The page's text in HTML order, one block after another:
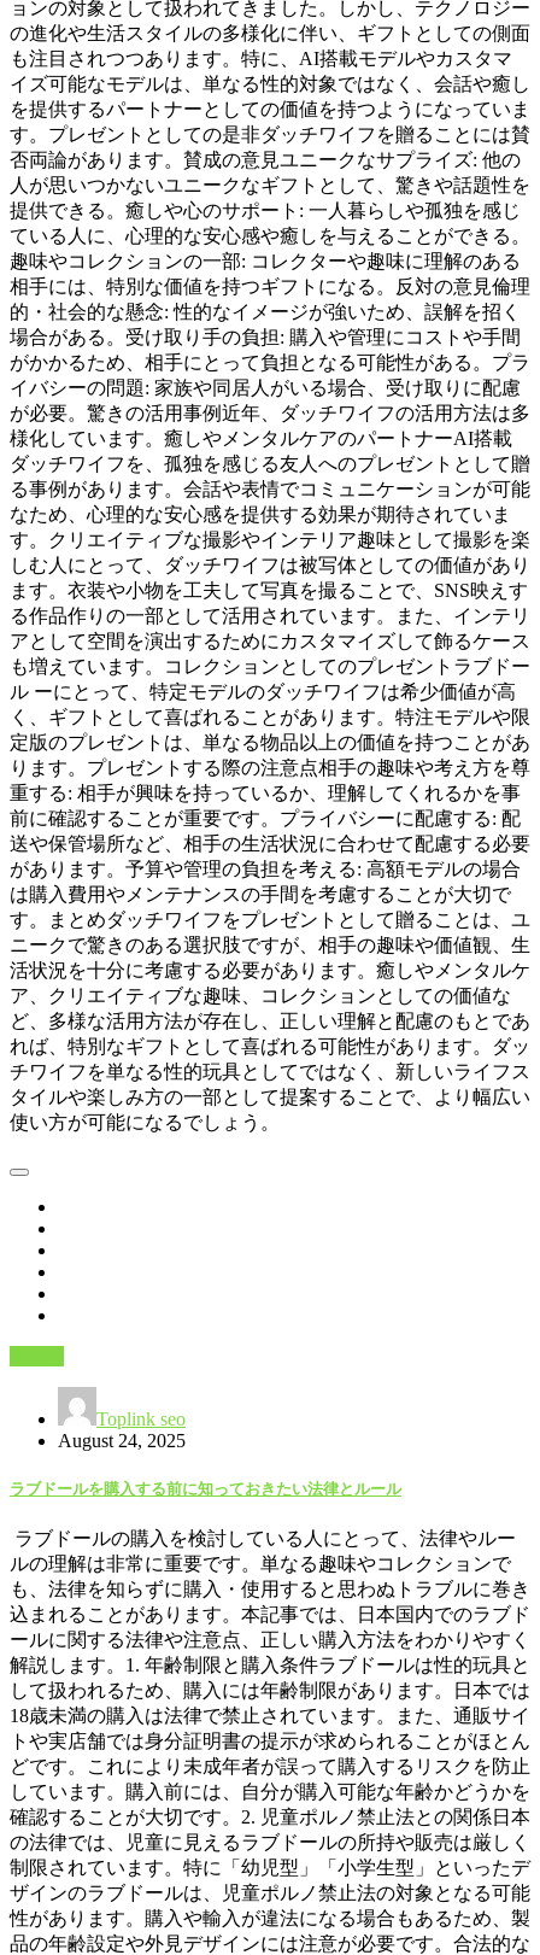
ョンの対象として扱われてきました。しかし、テクノロジー
の進化や生活スタイルの多様化に伴い、ギフトとしての側面
も注目されつつあります。特に、AI搭載モデルやカスタマ
イズ可能なモデルは、単なる性的対象ではなく、会話や癒し
を提供するパートナーとしての価値を持つようになっていま
す。プレゼントとしての是非ダッチワイフを贈ることには賛
否両論があります。賛成の意見ユニークなサプライズ: 他の
人が思いつかないユニークなギフトとして、驚きや話題性を
提供できる。癒しや心のサポート: 一人暮らしや孤独を感じ
ている人に、心理的な安心感や癒しを与えることができる。
趣味やコレクションの一部: コレクターや趣味に理解のある
相手には、特別な価値を持つギフトになる。反対の意見倫理
的・社会的な懸念: 性的なイメージが強いため、誤解を招く
場合がある。受け取り手の負担: 購入や管理にコストや手間
がかかるため、相手にとって負担となる可能性がある。プラ
イバシーの問題: 家族や同居人がいる場合、受け取りに配慮
が必要。驚きの活用事例近年、ダッチワイフの活用方法は多
様化しています。癒しやメンタルケアのパートナーAI搭載
ダッチワイフを、孤独を感じる友人へのプレゼントとして贈
る事例があります。会話や表情でコミュニケーションが可能
なため、心理的な安心感を提供する効果が期待されていま
す。クリエイティブな撮影やインテリア趣味として撮影を楽
しむ人にとって、ダッチワイフは被写体としての価値があり
ます。衣装や小物を工夫して写真を撮ることで、SNS映えす
る作品作りの一部として活用されています。また、インテリ
アとして空間を演出するためにカスタマイズして飾るケース
も増えています。コレクションとしてのプレゼントラブドー
ル ーにとって、特定モデルのダッチワイフは希少価値が高
く、ギフトとして喜ばれることがあります。特注モデルや限
定版のプレゼントは、単なる物品以上の価値を持つことがあ
ります。プレゼントする際の注意点相手の趣味や考え方を尊
重する: 相手が興味を持っているか、理解してくれるかを事
前に確認することが重要です。プライバシーに配慮する: 配
送や保管場所など、相手の生活状況に合わせて配慮する必要
があります。予算や管理の負担を考える: 高額モデルの場合
は購入費用やメンテナンスの手間を考慮することが大切で
す。まとめダッチワイフをプレゼントとして贈ることは、ユ
ニークで驚きのある選択肢ですが、相手の趣味や価値観、生
活状況を十分に考慮する必要があります。癒しやメンタルケ
ア、クリエイティブな趣味、コレクションとしての価値な
ど、多様な活用方法が存在し、正しい理解と配慮のもとであ
れば、特別なギフトとして喜ばれる可能性があります。ダッ
チワイフを単なる性的玩具としてではなく、新しいライフス
タイルや楽しみ方の一部として提案することで、より幅広い
使い方が可能になるでしょう。
Toplink seo
August 24, 2025
ラブドールを購入する前に知っておきたい法律とルール
ラブドールの購入を検討している人にとって、法律やルー
ルの理解は非常に重要です。単なる趣味やコレクションで
も、法律を知らずに購入・使用すると思わぬトラブルに巻き
込まれることがあります。本記事では、日本国内でのラブド
ールに関する法律や注意点、正しい購入方法をわかりやすく
解説します。1. 年齢制限と購入条件ラブドールは性的玩具と
して扱われるため、購入には年齢制限があります。日本では
18歳未満の購入は法律で禁止されています。また、通販サイ
トや実店舗では身分証明書の提示が求められることがほとん
どです。これにより未成年者が誤って購入するリスクを防止
しています。購入前には、自分が購入可能な年齢かどうかを
確認することが大切です。2. 児童ポルノ禁止法との関係日本
の法律では、児童に見えるラブドールの所持や販売は厳しく
制限されています。特に「幼児型」「小学生型」といったデ
ザインのラブドールは、児童ポルノ禁止法の対象となる可能
性があります。購入や輸入が違法になる場合もあるため、製
品の年齢設定や外見デザインには注意が必要です。合法的な